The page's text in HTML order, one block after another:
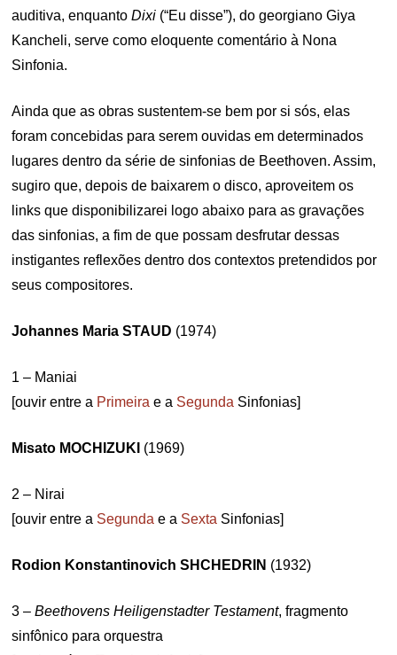
auditiva, enquantoDixi (“Eu disse”), do georgiano Giya
Kancheli, serve como eloquente comentário à Nona
Sinfonia.
Ainda que as obras sustentem-se bem por si sós, elas
foram concebidas para serem ouvidas em determinados
lugares dentro da série de sinfonias de Beethoven. Assim,
sugiro que, depois de baixarem o disco, aproveitem os
links que disponibilizarei logo abaixo para as gravações
das sinfonias, a fim de que possam desfrutar dessas
instigantes reflexões dentro dos contextos pretendidos por
seus compositores.
Johannes Maria STAUD (1974)
1 – Maniai
[ouvir entre a Primeira e a Segunda Sinfonias]
Misato MOCHIZUKI (1969)
2 – Nirai
[ouvir entre a Segunda e a Sexta Sinfonias]
Rodion Konstantinovich SHCHEDRIN (1932)
3 –Beethovens Heiligenstadter Testament, fragmento
sinfônico para orquestra